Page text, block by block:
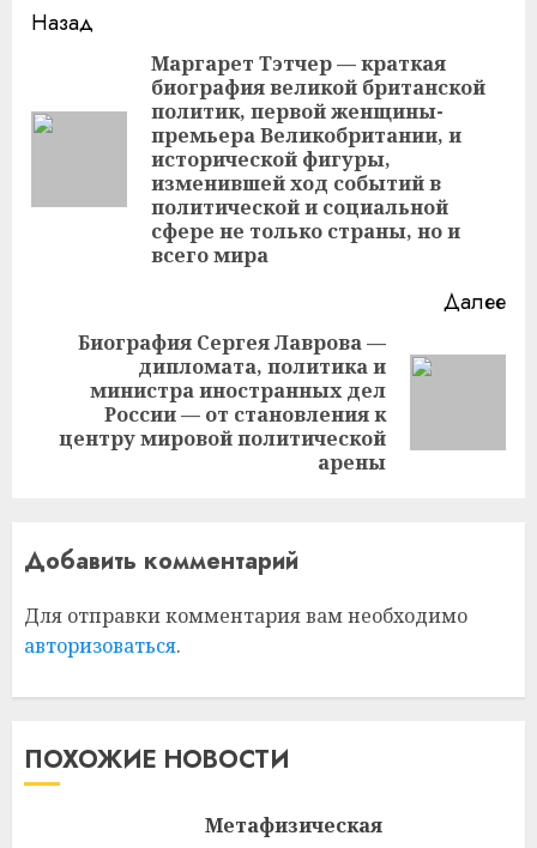
Продолжить
Назад
Маргарет Тэтчер — краткая
биография великой британской
политик, первой женщины-
премьера Великобритании, и
исторической фигуры,
изменившей ход событий в
политической и социальной
сфере не только страны, но и
всего мира
Далее
Следующая
запись:
Биография Сергея Лаврова —
дипломата, политика и
министра иностранных дел
России — от становления к
центру мировой политической
арены
Добавить комментарий
Для отправки комментария вам необходимо
авторизоваться.
ПОХОЖИЕ НОВОСТИ
Метафизическая